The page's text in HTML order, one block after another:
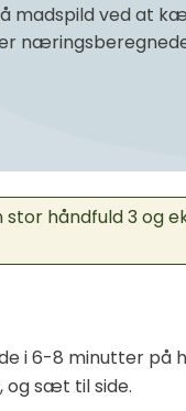
madspild ved at
håndfuld 3 og
i 6-8 minutter på
og sæt til side.